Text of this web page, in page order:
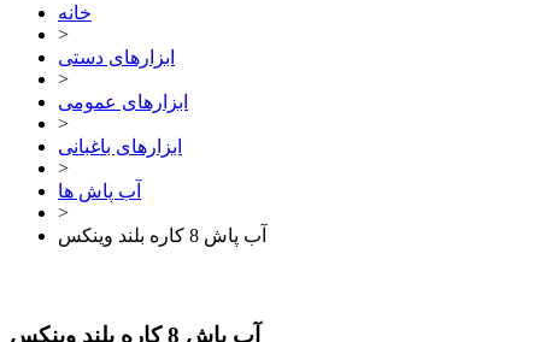
خانه
>
ابزارهای دستی
>
ابزارهای عمومی
>
ابزارهای باغبانی
>
آب پاش ها
>
آب پاش 8 کاره بلند وینکس
آب پاش 8 کاره بلند وینکس